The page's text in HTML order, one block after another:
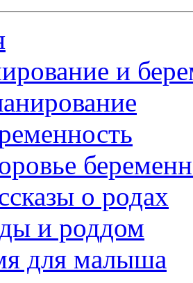
и
о родах
и роддом
для малыша